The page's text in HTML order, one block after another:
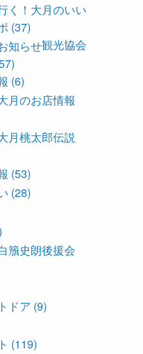
く！大月のいい
(37)
観光協会
(6)
月のお店情報
月桃太郎伝説
(53)
(28)
籏史朗後援会
ドア (9)
(119)